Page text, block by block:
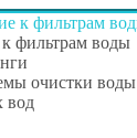
фильтрам воды
очистки воды
вод